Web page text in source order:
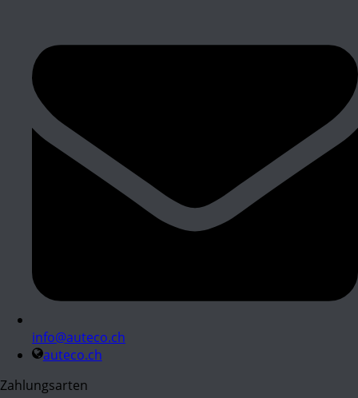
info@auteco.ch
auteco.ch
Zahlungsarten